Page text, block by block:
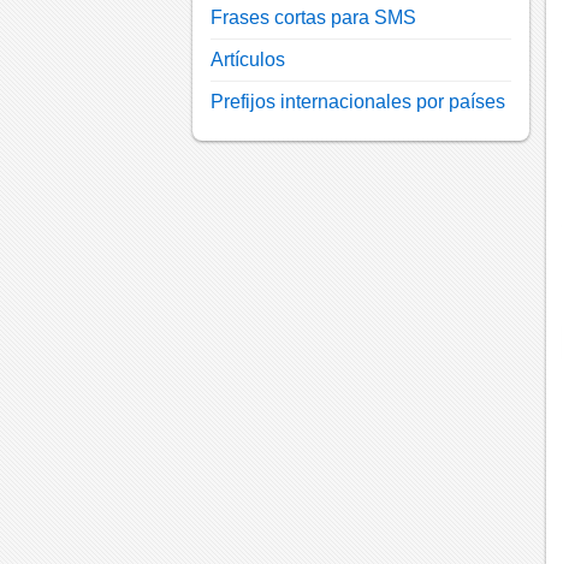
Frases cortas para SMS
Artículos
Prefijos internacionales por países